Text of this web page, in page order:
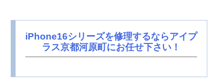
iPhone16シリーズを修理するならアイプ
ラス京都河原町にお任せ下さい！